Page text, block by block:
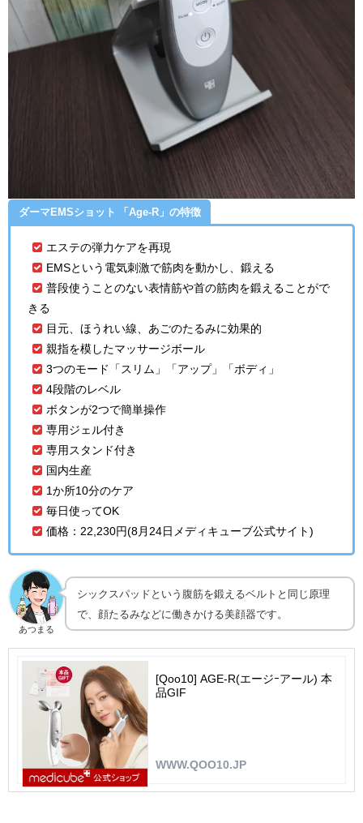
ダーマEMSショット 「Age-R」の特徴
エステの弾力ケアを再現
EMSという電気刺激で筋肉を動かし、鍛える
普段使うことのない表情筋や首の筋肉を鍛えることがで
きる
目元、ほうれい線、あごのたるみに効果的
親指を模したマッサージボール
3つのモード「スリム」「アップ」「ボディ」
4段階のレベル
ボタンが2つで簡単操作
専用ジェル付き
専用スタンド付き
国内生産
1か所10分のケア
毎日使ってOK
価格：22,230円(8月24日メディキューブ公式サイト)
あつまる
シックスパッドという腹筋を鍛えるベルトと同じ原理
で、顔たるみなどに働きかける美顔器です。
[Qoo10] AGE-R(エージｰアール) 本
品GIF
WWW.QOO10.JP